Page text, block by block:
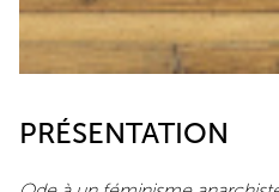
PRÉSENTATION